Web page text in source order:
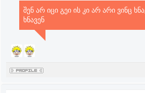
შენ არ იცი გეი ის კი არ არი ვინც
ხნავენ